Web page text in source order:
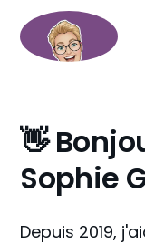
👋
Sophie
Depuis 2019,